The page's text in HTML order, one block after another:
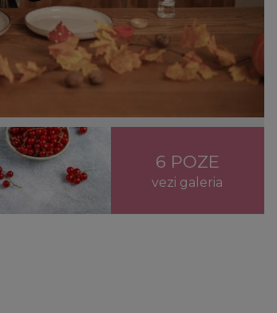
6 POZE
vezi galeria